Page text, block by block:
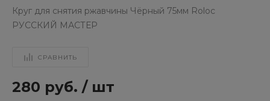
Круг для снятия ржавчины Чёрный 75мм Roloc
РУССКИЙ МАСТЕР
СРАВНИТЬ
280 руб. / шт